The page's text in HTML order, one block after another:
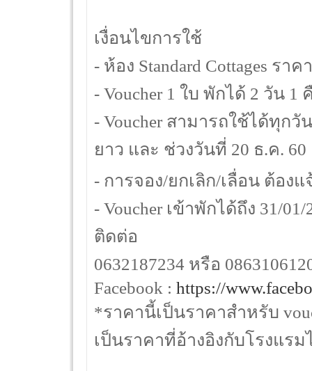
เงื่อนไขการใช้
- ห้อง Standard Cottages รา
- Voucher 1 ใบ พักได้ 2 วัน
- Voucher สามารถใช้ได้ทุก
ยาว และ ช่วงวันที่ 20 ธ.ค. 60
- การจอง/ยกเลิก/เลื่อน ต้อง
- Voucher เข้าพักได้ถึง 31/01/
ติดต่อ
0632187234 หรือ
Facebook : https://
*ราคานี้เป็นราคาสำหรับ
เป็นราคาที่อ้างอิงกับโรงแรม